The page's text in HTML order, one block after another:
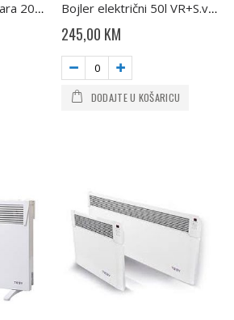
Radijator uljani 9 rebara 2000W CB2009 E01R TESY Bojler električni 50l VR+S.ventil Slim GCV503820 B11 TESY
245,00 KM
DODAJTE U KOŠARICU